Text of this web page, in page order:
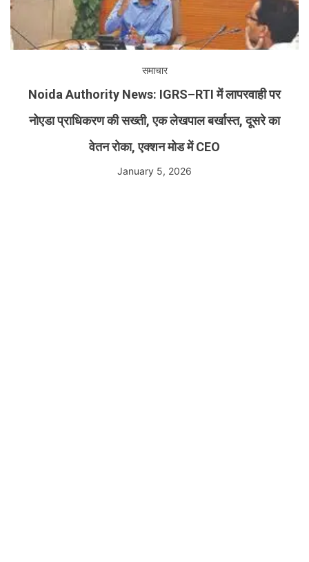
समाचार
Noida Authority News: IGRS–RTI में लापरवाही पर
नोएडा प्राधिकरण की सख्ती, एक लेखपाल बर्खास्त, दूसरे का
वेतन रोका, एक्शन मोड में CEO
January 5, 2026